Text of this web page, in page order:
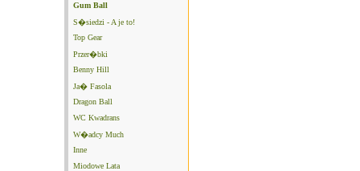
Gum Ball
S�siedzi - A je to!
Top Gear
Przer�bki
Benny Hill
Ja� Fasola
Dragon Ball
WC Kwadrans
W�adcy Much
Inne
Miodowe Lata